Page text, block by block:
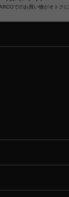
でのお買い物がオトクに